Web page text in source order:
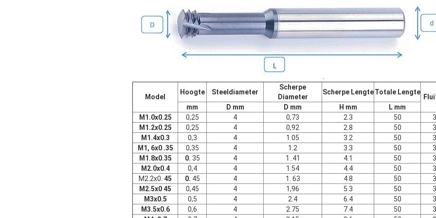
Model
Hoogte Steeldiameter
Scherpe
Diameter
Scherpe Lengte Totale Lengte
mm
D mm D mm H mm
L mm
M1.0x0.25
0,25 4 0,73 2.3 50
3
M1.2x0.25
0,25 4 0,92 2.8 50
3
M1.4x0.3
0,3 4 1.05 3.2 50
3
M1, 6x0 .35
0,35 4 1.2 3.3 50
3
M1.8x0.35
0. 35 4 1..41 4.1 50
3
M2.0x0.4
0,4 4 1.54 4.4 50
3
M2.2x0. 45 0. 45 4 1. 63 4.8 50
3
M2.5x0 45
0,45 4 1,96 5.3 50
3
M3x0.5
0,5 4 2.4 6.4 50
3
M3.5x0.6
0,6 4 2.75 7.4 50
3